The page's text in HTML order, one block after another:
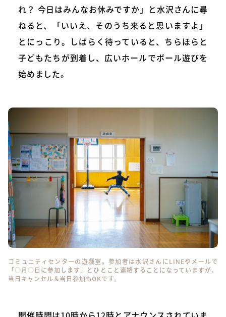
れ？ 今日はみんなお休みですか」と水沢さんに尋
ねると、「いいえ、そのうち来ると思いますよ」
とにっこり。しばらく待っていると、ちらほらと
子どもたちが到着し、広いホールでボール遊びを
始めました。
コミュニティセンターの遊戯室。参加者は水沢さんにLINEやメールで
「○月○日に参加します」とひとこと連絡することになっていますが、
当日キャンセル＆当日参加もOKです。